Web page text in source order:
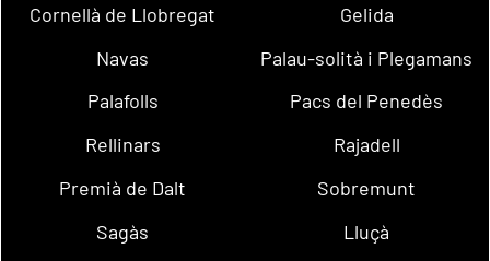
Cornellà de Llobregat
Gelida
Navas
Palau-solità i Plegamans
Palafolls
Pacs del Penedès
Rellinars
Rajadell
Premià de Dalt
Sobremunt
Sagàs
Lluçà